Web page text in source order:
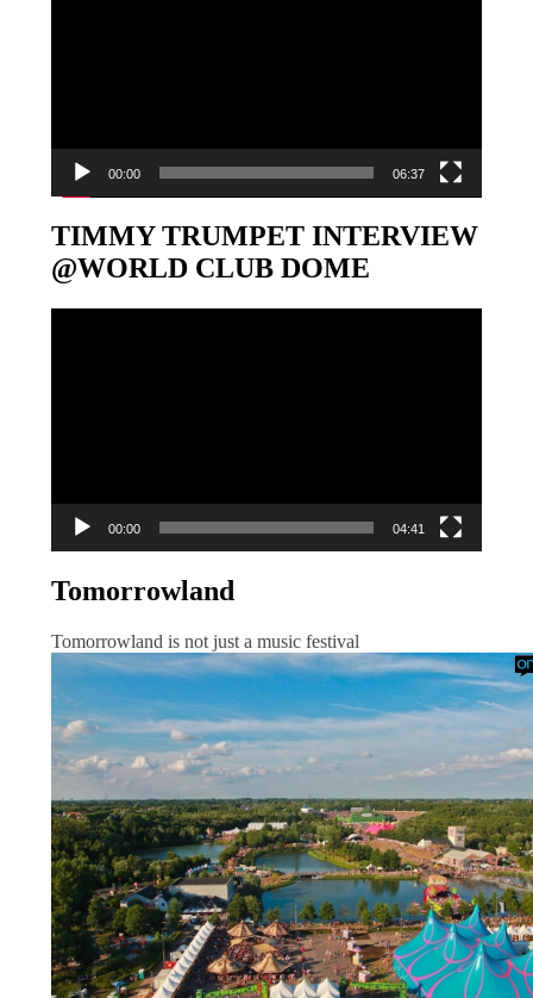
00:00 06:37
TIMMY TRUMPET INTERVIEW
@WORLD CLUB DOME
00:00 04:41
Tomorrowland
Tomorrowland is not just a music festival